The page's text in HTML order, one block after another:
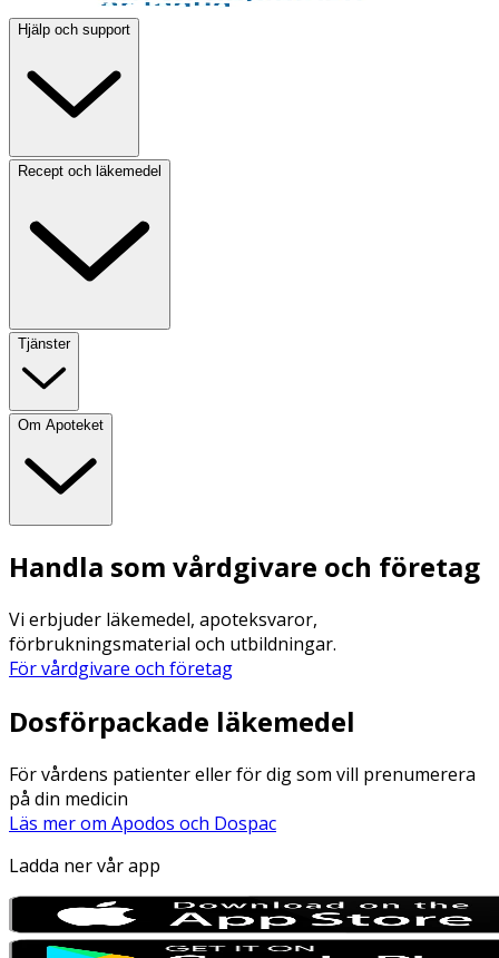
Hjälp och support
Recept och läkemedel
Tjänster
Om Apoteket
Handla som vårdgivare och företag
Vi erbjuder läkemedel, apoteksvaror,
förbrukningsmaterial och utbildningar.
För vårdgivare och företag
Dosförpackade läkemedel
För vårdens patienter eller för dig som vill prenumerera
på din medicin
Läs mer om Apodos och Dospac
Ladda ner vår app